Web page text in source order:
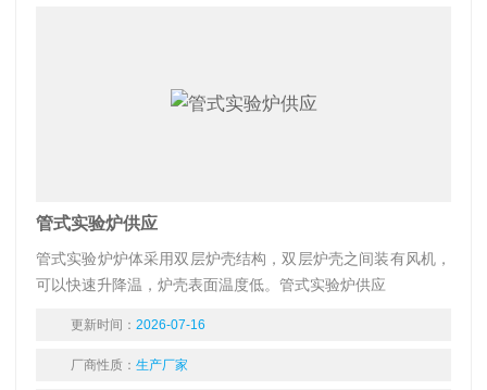
管式实验炉供应
管式实验炉炉体采用双层炉壳结构，双层炉壳之间装有风机，
可以快速升降温，炉壳表面温度低。管式实验炉供应
更新时间： 2026-07-16
厂商性质： 生产厂家